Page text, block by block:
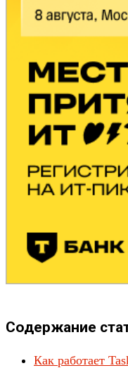
Содержание
Как работает